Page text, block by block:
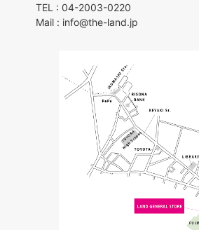
TEL : 04-2003-0220
Mail : info@the-land.jp